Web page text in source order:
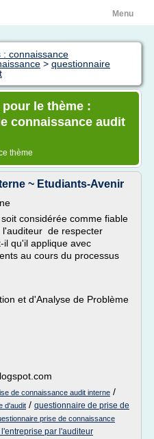
Menu
: connaissance
> questionnaire
le thème :
connaissance audit
thème
~ Etudiants-Avenir
considérée comme fiable
de respecter
qu'il applique avec
au cours du processus
et d'Analyse de Problème
de connaissance audit interne /
d'audit / questionnaire de prise de
prise de connaissance
par l'auditeur